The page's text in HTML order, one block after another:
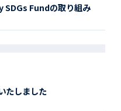
索
SDGs Fundの取り組み
たしました